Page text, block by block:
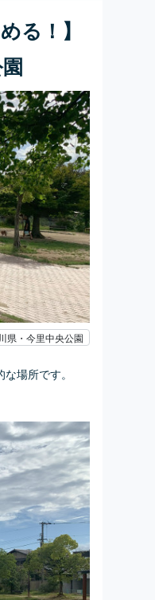
る！】
県・今里中央公園
場所です。